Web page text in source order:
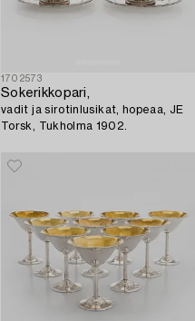
1702573
Sokerikkopari,
vadit ja sirotinlusikat, hopeaa, JE
Torsk, Tukholma 1902.